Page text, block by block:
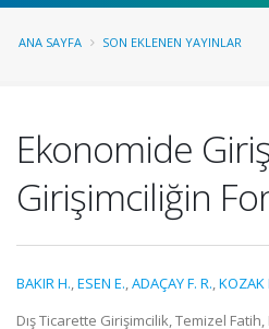
ANA SAYFA SON EKLENEN YAYINLAR
Ekonomide
Girişimciliğin
BAKIR H.,ESEN E.,ADAÇAY F. R.,KOZAK
Dış Ticarette Girişimcilik, Temizel